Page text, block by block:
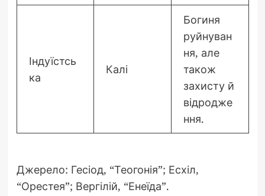
Індуїстсь
ка
Калі
Богиня
руйнуван
ня, але
також
захисту й
відродже
ння.
Джерело: Гесіод, “Теогонія”; Есхіл,
“Орестея”; Вергілій, “Енеїда”.